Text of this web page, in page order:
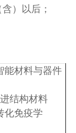
）以后；
能材料与器件
结构材料
化免疫学